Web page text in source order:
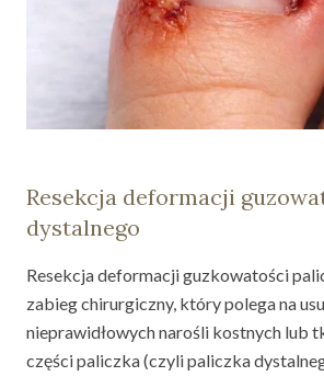
Resekcja deformacji
dystalnego
Resekcja deformacji guzkowatości
zabieg chirurgiczny, który polega na
nieprawidłowych narośli kostnych lub
części paliczka (czyli paliczka